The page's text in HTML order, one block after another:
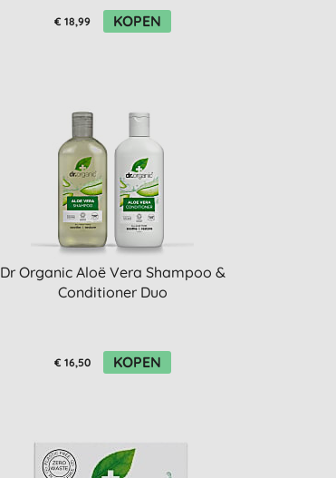
€ 18,99 KOPEN
Dr Organic Aloë Vera Shampoo &
Conditioner Duo
€ 16,50 KOPEN